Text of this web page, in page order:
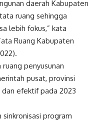
daerah Kabupaten
ruang sehingga
lebih fokus,” kata
Ruang Kabupaten
penyusunan
pusat, provinsi
efektif pada 2023
sinkronisasi program